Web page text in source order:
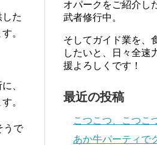
た
。
、
。
うで
オパークをご紹介し
武者修行中。
そしてガイド業を、
したいと、日々全速
援よろしくです！
最近の投稿
こつこつ、こつ
あか牛パーティで